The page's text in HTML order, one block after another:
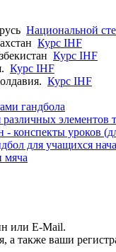
Национальной
Курс IHF
Курс IHF
Курс IHF
Курс IHF
гандбола
конспекты уроков
для учащихся
мяча
или E-Mail.
а также ваши